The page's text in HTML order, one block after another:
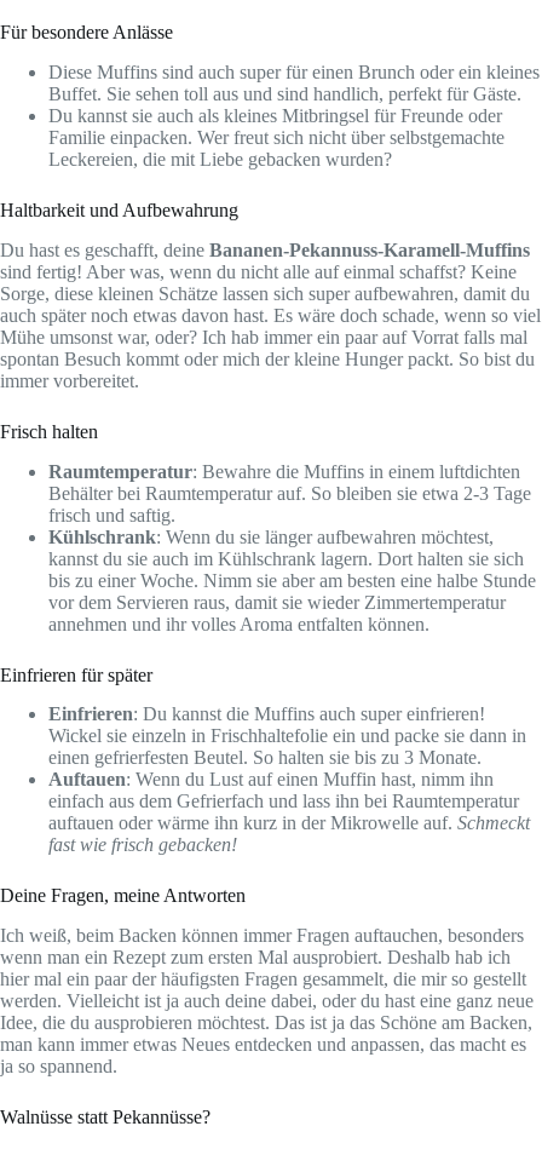
Für besondere Anlässe
Diese Muffins sind auch super für einen Brunch oder ein kleines
Buffet. Sie sehen toll aus und sind handlich, perfekt für Gäste.
Du kannst sie auch als kleines Mitbringsel für Freunde oder
Familie einpacken. Wer freut sich nicht über selbstgemachte
Leckereien, die mit Liebe gebacken wurden?
Haltbarkeit und Aufbewahrung
Du hast es geschafft, deine Bananen-Pekannuss-Karamell-Muffins
sind fertig! Aber was, wenn du nicht alle auf einmal schaffst? Keine
Sorge, diese kleinen Schätze lassen sich super aufbewahren, damit du
auch später noch etwas davon hast. Es wäre doch schade, wenn so viel
Mühe umsonst war, oder? Ich hab immer ein paar auf Vorrat falls mal
spontan Besuch kommt oder mich der kleine Hunger packt. So bist du
immer vorbereitet.
Frisch halten
Raumtemperatur: Bewahre die Muffins in einem luftdichten
Behälter bei Raumtemperatur auf. So bleiben sie etwa 2-3 Tage
frisch und saftig.
Kühlschrank: Wenn du sie länger aufbewahren möchtest,
kannst du sie auch im Kühlschrank lagern. Dort halten sie sich
bis zu einer Woche. Nimm sie aber am besten eine halbe Stunde
vor dem Servieren raus, damit sie wieder Zimmertemperatur
annehmen und ihr volles Aroma entfalten können.
Einfrieren für später
Einfrieren: Du kannst die Muffins auch super einfrieren!
Wickel sie einzeln in Frischhaltefolie ein und packe sie dann in
einen gefrierfesten Beutel. So halten sie bis zu 3 Monate.
Auftauen: Wenn du Lust auf einen Muffin hast, nimm ihn
einfach aus dem Gefrierfach und lass ihn bei Raumtemperatur
auftauen oder wärme ihn kurz in der Mikrowelle auf. Schmeckt
fast wie frisch gebacken!
Deine Fragen, meine Antworten
Ich weiß, beim Backen können immer Fragen auftauchen, besonders
wenn man ein Rezept zum ersten Mal ausprobiert. Deshalb hab ich
hier mal ein paar der häufigsten Fragen gesammelt, die mir so gestellt
werden. Vielleicht ist ja auch deine dabei, oder du hast eine ganz neue
Idee, die du ausprobieren möchtest. Das ist ja das Schöne am Backen,
man kann immer etwas Neues entdecken und anpassen, das macht es
ja so spannend.
Walnüsse statt Pekannüsse?